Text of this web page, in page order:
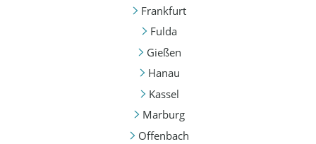
Frankfurt
Fulda
Gießen
Hanau
Kassel
Marburg
Offenbach